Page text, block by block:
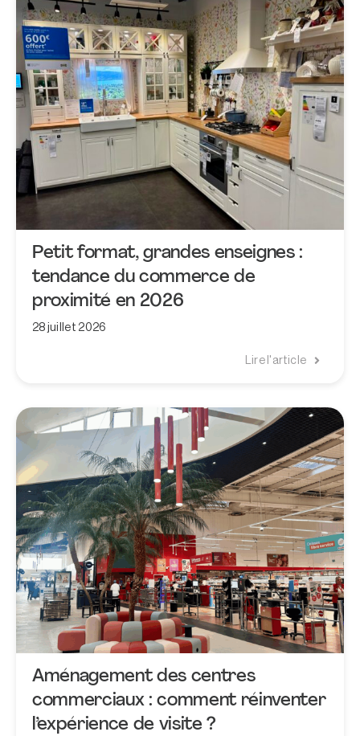
Petit format, grandes enseignes :
tendance du commerce de
proximité en 2026
28 juillet 2026
Lire l'article
Aménagement des centres
commerciaux : comment réinventer
l’expérience de visite ?